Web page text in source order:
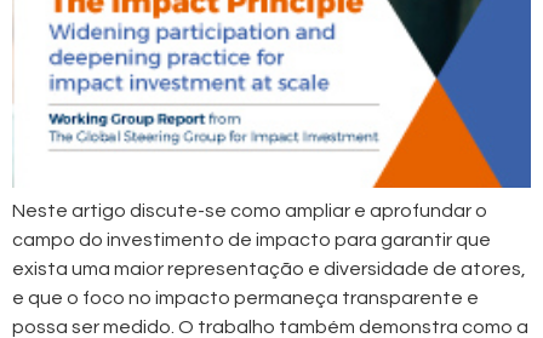
Neste artigo discute-se como ampliar e aprofundar o
campo do investimento de impacto para garantir que
exista uma maior representação e diversidade de atores,
e que o foco no impacto permaneça transparente e
possa ser medido. O trabalho também demonstra como a